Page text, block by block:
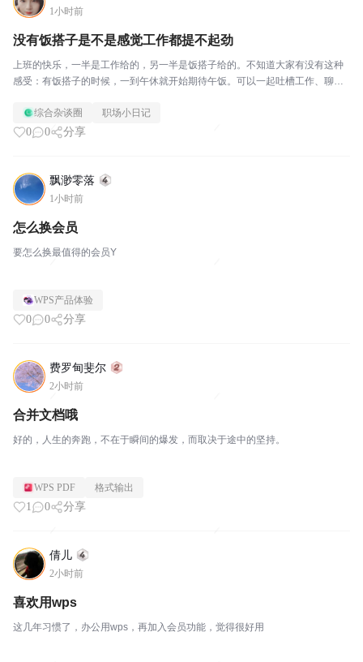
1小时前
没有饭搭子是不是感觉工作都提不起劲
上班的快乐，一半是工作给的，另一半是饭搭子给的。不知道大家有没有这种
感受：有饭搭子的时候，一到午休就开始期待午饭。可以一起吐槽工作、聊聊
去饭搭子，中午瞬间变得难熬。独自去食堂，一个人找位置...
综合杂谈圈 职场小日记
0 0 分享
飘渺零落
1小时前
怎么换会员
要怎么换最值得的会员Y
WPS产品体验
0 0 分享
费罗甸斐尔
2小时前
合并文档哦
好的，人生的奔跑，不在于瞬间的爆发，而取决于途中的坚持。
WPS PDF 格式输出
1 0 分享
倩儿
2小时前
喜欢用wps
这几年习惯了，办公用wps，再加入会员功能，觉得很好用